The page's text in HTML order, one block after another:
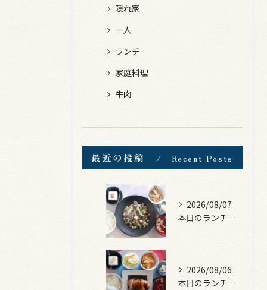
隠れ家
一人
ランチ
家庭料理
牛肉
最近の投稿 Recent Posts
2026/08/07
本日のランチは、黒毛和牛のチャプチェ！
2026/08/06
本日のランチは、照焼きチキン！